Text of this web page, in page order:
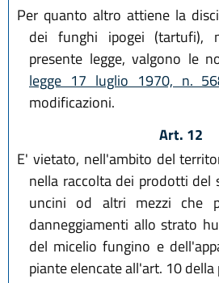
Per quanto altro attiene la
dei funghi ipogei (tartufi),
presente legge, valgono le
legge 17 luglio 1970, n.
modificazioni.
Art. 12
E' vietato, nell'ambito del
nella raccolta dei prodotti del
uncini od altri mezzi che
danneggiamenti allo strato
del micelio fungino e
piante elencate all'art. 10 della